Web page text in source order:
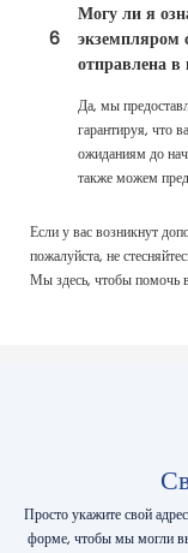
6
Могу ли я
экземпляром
отправлена ​​в
Да, мы
гарантируя, что
ожиданиям до
также можем
Если у вас возникнут
пожалуйста, не
Мы здесь, чтобы помочь
Просто укажите свой
форме, чтобы мы могли